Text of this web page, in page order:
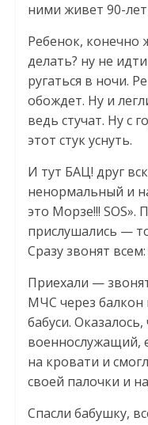
ними живет 90-
Ребенок, конечно
делать? ну не
ругаться в ночи.
обождет. Ну и
ведь стучат. Ну с
этот стук уснуть.
И тут БАЦ! друг
ненормальный и
это Морзе!!! SOS».
прислушались —
Сразу звонят
Приехали —
МЧС через
бабуси.
военнослужащий,
на кровати и
своей палочки и
Спасли бабушку,